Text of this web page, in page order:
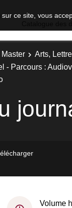
ce site, vous
Master Arts,
- Parcours :
Volume